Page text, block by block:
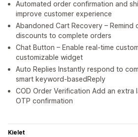
Automated order confirmation and
improve customer experience
Abandoned Cart Recovery – Remind
discounts to complete orders
Chat Button – Enable real-time
customizable widget
Auto Replies Instantly respond to
smart keyword-basedReply
COD Order Verification Add an extra
OTP confirmation
Kielet